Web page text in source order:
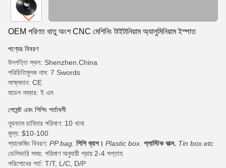
OEM পরিণত ধাতু অংশ CNC মেশিনিং টাইটানিয়াম অ্যালুমিনিয়াম ইস্পাত
পণ্যের বিবরণ
উৎপত্তি স্থল: Shenzhen.China
পরিচিতিমুলক নাম: 7 Swords
সাক্ষ্যদান: CE
মডেল নম্বার: ই এম
পেমেন্ট এবং শিপিং শর্তাবলী
ন্যূনতম চাহিদার পরিমাণ: 10 খানা
মূল্য: $10-100
প্যাকেজিং বিবরণ: PP bag. পিপি ব্যাগ। Plastic box. প্লাস্টিক বাক্স. Tin box.etc
ডেলিভারি সময়: পরিমাণ অনুযায়ী প্রায় 2-4 সপ্তাহ
পরিশোধের শর্ত: T/T, L/C, D/P